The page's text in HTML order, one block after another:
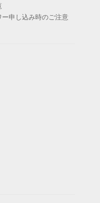
申し込み時のご注意